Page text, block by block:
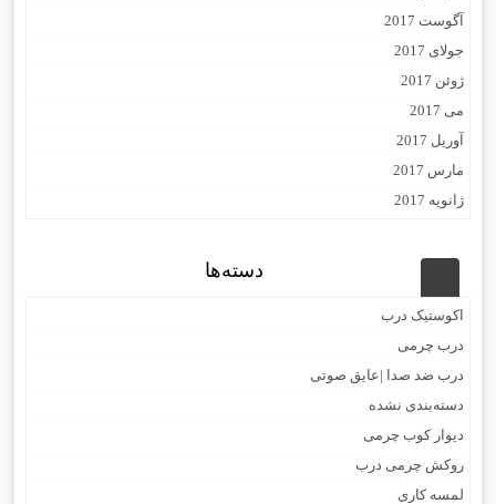
آگوست 2017
جولای 2017
ژوئن 2017
می 2017
آوریل 2017
مارس 2017
ژانویه 2017
دسته‌ها
اکوستیک درب
درب چرمی
درب ضد صدا |عایق صوتی
دسته‌بندی نشده
دیوار کوب چرمی
روکش چرمی درب
لمسه کاری